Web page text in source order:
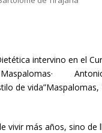
intervino en el
Maspalomas· Antonio
de vida”Maspalomas,
vivir más años, sino